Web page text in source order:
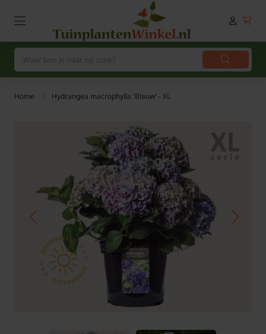
Home Hydrangea macrophylla 'Blauw' - XL